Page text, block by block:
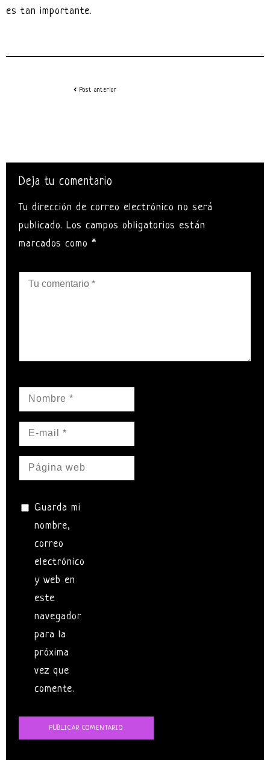
es tan importante.
Post anterior
Deja tu comentario
Tu dirección de correo electrónico no será
publicado. Los campos obligatorios están
marcados como *
Guarda mi
nombre,
correo
electrónico
y web en
este
navegador
para la
próxima
vez que
comente.